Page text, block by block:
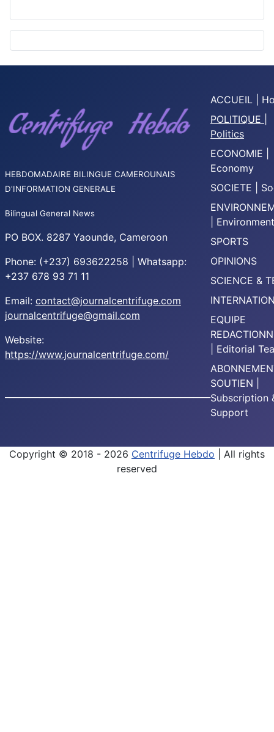
HEBDOMADAIRE BILINGUE CAMEROUNAIS
D'INFORMATION GENERALE
Bilingual General News
PO BOX. 8287 Yaounde, Cameroon
Phone: (+237) 693622258 | Whatsapp:
+237 678 93 71 11
Email: contact@journalcentrifuge.com
journalcentrifuge@gmail.com
Website:
https://www.journalcentrifuge.com/
ACCUEIL |
POLITIQUE |
Politics
ECONOMIE |
Economy
SOCIETE |
| Environment
SPORTS
OPINIONS
SCIENCE &
EQUIPE
| Editorial
SOUTIEN |
Subscription
Support
Copyright © 2018 - 2026 Centrifuge Hebdo | All rights
reserved